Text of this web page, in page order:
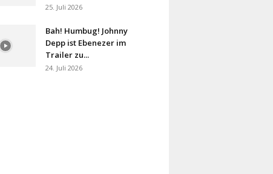
25. Juli 2026
Bah! Humbug! Johnny
Depp ist Ebenezer im
Trailer zu...
24. Juli 2026